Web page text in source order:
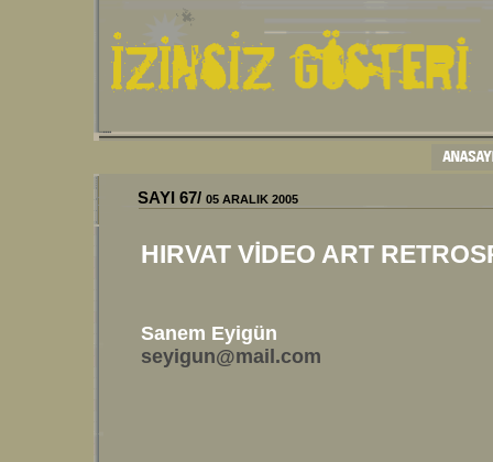
SAYI 67/ 05 ARALIK 2005
HIRVAT VİDEO ART
Sanem Eyigün
seyigun@mail.com